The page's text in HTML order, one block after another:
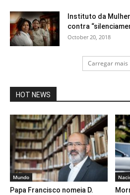
Instituto da
contra
October 20, 2018
Carregar mais
HOT NEWS
Mundo
Papa Francisco nomeia D.